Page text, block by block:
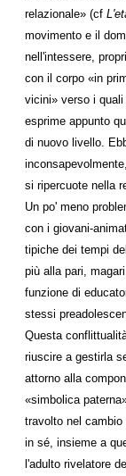
relazionale» (cf
movimento e il
nell'intessere,
con il corpo «in
vicini» verso i
esprime appunto
di nuovo livello.
si ripercuote nella
Un po' meno
con i giovani-
tipiche dei tempi
più alla pari,
funzione di
stessi
Questa
riuscire a gestirla
attorno alla
«simbolica
travolto nel
in sé, insieme a
l'adulto rivelatore